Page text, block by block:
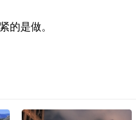
的是做。